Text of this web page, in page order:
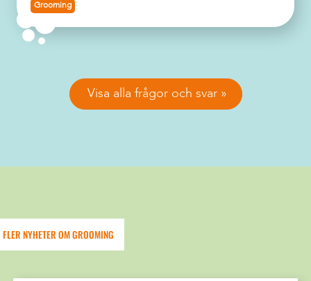
Grooming
Visa alla frågor och svar
FLER NYHETER OM GROOMING